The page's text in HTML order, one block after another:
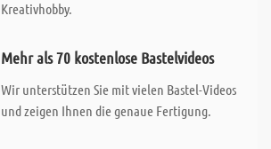
Kreativhobby.
Mehr als 70 kostenlose Bastelvideos
Wir unterstützen Sie mit vielen Bastel-Videos
und zeigen Ihnen die genaue Fertigung.